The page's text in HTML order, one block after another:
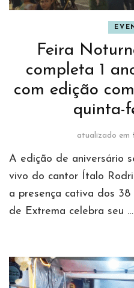
Feira
completa 1
com edição
quinta-
atualizado em
A edição de aniversário
vivo do cantor Ítalo
a presença cativa dos
de Extrema celebra seu …